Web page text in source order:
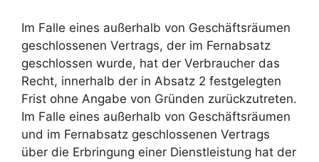
Im Falle eines außerhalb von Geschäftsräumen
geschlossenen Vertrags, der im Fernabsatz
geschlossen wurde, hat der Verbraucher das
Recht, innerhalb der in Absatz 2 festgelegten
Frist ohne Angabe von Gründen zurückzutreten.
Im Falle eines außerhalb von Geschäftsräumen
und im Fernabsatz geschlossenen Vertrags
über die Erbringung einer Dienstleistung hat der